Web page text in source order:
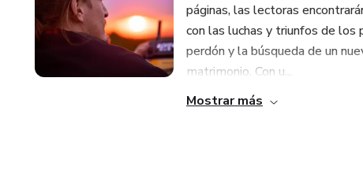
páginas, las lectoras
con las luchas y triunfos de
perdón y la búsqueda de un
matrimonio. Con u...
Mostrar más